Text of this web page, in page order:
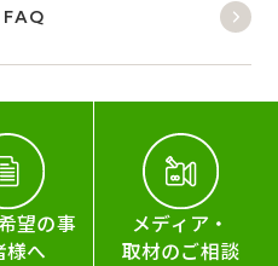
FAQ
望の事
様へ
メディア・
取材のご相談